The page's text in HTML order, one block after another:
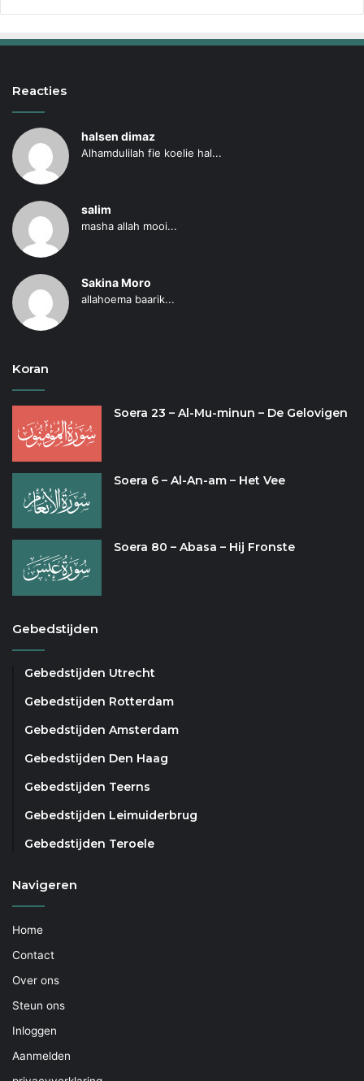
Reacties
halsen dimaz
Alhamdulilah fie koelie hal...
salim
masha allah mooi...
Sakina Moro
allahoema baarik...
Koran
Soera 23 – Al-Mu-minun – De Gelovigen
Soera 6 – Al-An-am – Het Vee
Soera 80 – Abasa – Hij Fronste
Gebedstijden
Gebedstijden Utrecht
Gebedstijden Rotterdam
Gebedstijden Amsterdam
Gebedstijden Den Haag
Gebedstijden Teerns
Gebedstijden Leimuiderbrug
Gebedstijden Teroele
Navigeren
Home
Contact
Over ons
Steun ons
Inloggen
Aanmelden